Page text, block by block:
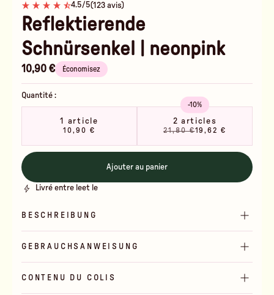
4.5/5(123 avis)
Reflektierende
Schnürsenkel | neonpink
10,90 € Économisez
Quantité :
1 article
10,90 €
-10%
2 articles
21,80 €19,62 €
Ajouter au panier
Livré entre leet le
BESCHREIBUNG
GEBRAUCHSANWEISUNG
CONTENU DU COLIS